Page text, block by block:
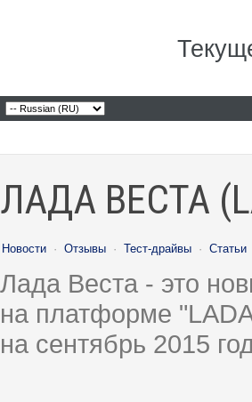
ЛАДА ВЕСТА
Новости · Отзывы · Тест-драйвы · Статьи
Лада Веста - это
на платформе
на сентябрь 2015